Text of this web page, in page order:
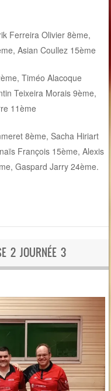
Ferreira Olivier 8ème,
Asian Coullez 15ème
Timéo Alacoque
Teixeira Morais 9ème,
11ème
8ème, Sacha Hiriart
François 15ème, Alexis
Gaspard Jarry 24ème.
2 JOURNÉE 3